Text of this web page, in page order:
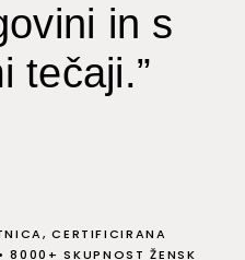
in s
tečaji.”
CERTIFICIRANA
• 8000+ SKUPNOST ŽENSK